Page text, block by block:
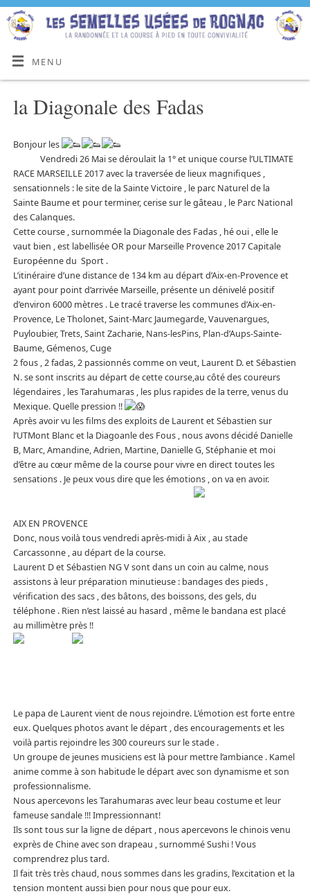
MENU
la Diagonale des Fadas
​Bonjour les
Vendredi 26 Mai se déroulait la 1° et unique course l’ULTIMATE
RACE MARSEILLE 2017 avec la traversée de lieux magnifiques ,
sensationnels : le site de la Sainte Victoire , le parc Naturel de la
Sainte Baume et pour terminer, cerise sur le gâteau , le Parc National
des Calanques.
Cette course , surnommée la Diagonale des Fadas , hé oui , elle le
vaut bien , est labellisée OR pour Marseille Provence 2017 Capitale
Européenne du Sport .
L’itinéraire d’une distance de 134 km au départ d’Aix-en-Provence et
ayant pour point d’arrivée Marseille, présente un dénivelé positif
d’environ 6000 mètres . Le tracé traverse les communes d’Aix-en-
Provence, Le Tholonet, Saint-Marc Jaumegarde, Vauvenargues,
Puyloubier, Trets, Saint Zacharie, Nans-lesPins, Plan-d’Aups-Sainte-
Baume, Gémenos, Cuge
2 fous , 2 fadas, 2 passionnés comme on veut, Laurent D. et Sébastien
N. se sont inscrits au départ de cette course,au côté des coureurs
légendaires , les Tarahumaras , les plus rapides de la terre, venus du
Mexique. Quelle pression !!
Après avoir vu les films des exploits de Laurent et Sébastien sur
l’UTMont Blanc et la Diagoanle des Fous , nous avons décidé Danielle
B, Marc, Amandine, Adrien, Martine, Danielle G, Stéphanie et moi
d’être au cœur même de la course pour vivre en direct toutes les
sensations . Je peux vous dire que les émotions , on va en avoir.
AIX EN PROVENCE
Donc, nous voilà tous vendredi après-midi à Aix , au stade
Carcassonne , au départ de la course.
Laurent D et Sébastien NG V sont dans un coin au calme, nous
assistons à leur préparation minutieuse : bandages des pieds ,
vérification des sacs , des bâtons, des boissons, des gels, du
téléphone . Rien n’est laissé au hasard , même le bandana est placé
au millimètre près !!
Le papa de Laurent vient de nous rejoindre. L’émotion est forte entre
eux. Quelques photos avant le départ , des encouragements et les
voilà partis rejoindre les 300 coureurs sur le stade .
Un groupe de jeunes musiciens est là pour mettre l’ambiance . Kamel
anime comme à son habitude le départ avec son dynamisme et son
professionnalisme.
Nous apercevons les Tarahumaras avec leur beau costume et leur
fameuse sandale !!! Impressionnant!
Ils sont tous sur la ligne de départ , nous apercevons le chinois venu
exprès de Chine avec son drapeau , surnommé Sushi ! Vous
comprendrez plus tard.
Il fait très très chaud, nous sommes dans les gradins, l’excitation et la
tension montent aussi bien pour nous que pour eux.